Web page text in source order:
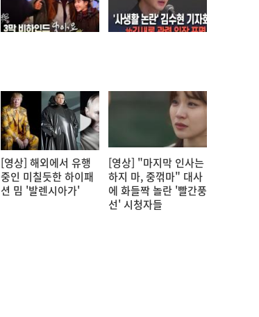
[영상] 해외에서 유행
중인 미칠듯한 하이패
션 밈 '발렌시아가'
[영상] "마지막 인사는
하지 마, 중꺾마" 대사
에 화들짝 놀란 '빨간풍
선' 시청자들